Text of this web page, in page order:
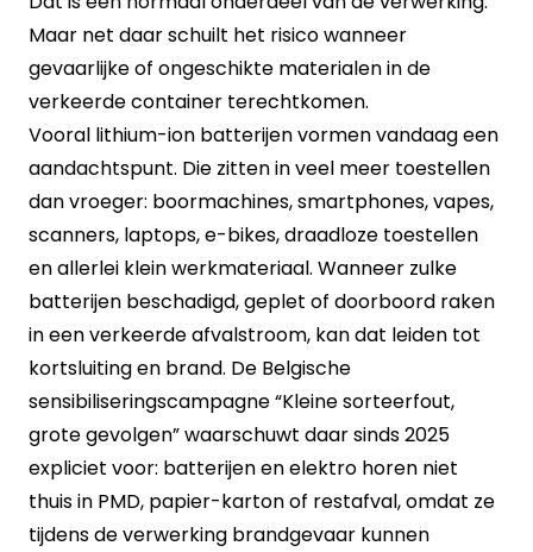
Maar net daar schuilt het risico wanneer
gevaarlijke of ongeschikte materialen in de
verkeerde container terechtkomen.
Vooral lithium-ion batterijen vormen vandaag een
aandachtspunt. Die zitten in veel meer toestellen
dan vroeger: boormachines, smartphones, vapes,
scanners, laptops, e-bikes, draadloze toestellen
en allerlei klein werkmateriaal. Wanneer zulke
batterijen beschadigd, geplet of doorboord raken
in een verkeerde afvalstroom, kan dat leiden tot
kortsluiting en brand. De Belgische
sensibiliseringscampagne “Kleine sorteerfout,
grote gevolgen” waarschuwt daar sinds 2025
expliciet voor: batterijen en elektro horen niet
thuis in PMD, papier-karton of restafval, omdat ze
tijdens de verwerking brandgevaar kunnen